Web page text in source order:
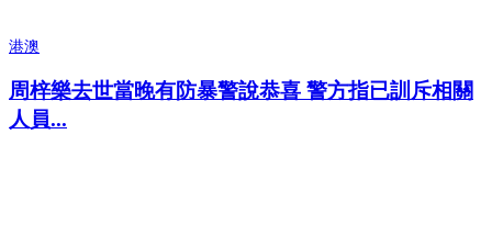
港澳
周梓樂去世當晚有防暴警說恭喜 警方指已訓斥相關
人員...